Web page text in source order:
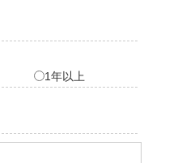
1年以上